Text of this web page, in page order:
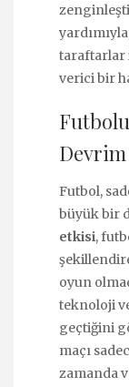
taraftarlar
verici bir
Futbol,
büyük bir
etkisi,
oyun
teknoloji
geçtiğini
maçı
zamanda